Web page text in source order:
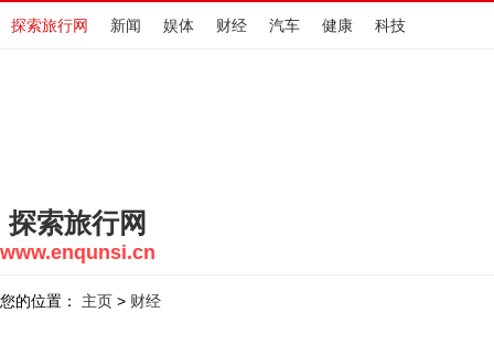
探索旅行网 新闻 娱体 财经 汽车 健康 科技
探索旅行网
www.enqunsi.cn
您的位置： 主页 > 财经